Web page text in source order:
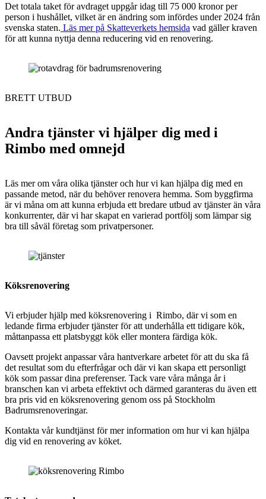
Det totala taket för avdraget uppgår idag till 75 000 kronor per
person i hushållet, vilket är en ändring som infördes under 2024 från
svenska staten. Läs mer på Skatteverkets hemsida vad gäller kraven
för att kunna nyttja denna reducering vid en renovering.
Andra tjänster vi hjälper dig med i
Rimbo med omnejd
Läs mer om våra olika tjänster och hur vi kan hjälpa dig med en
passande metod, när du behöver renovera hemma. Som byggfirma
är vi måna om att kunna erbjuda ett bredare utbud av tjänster än våra
konkurrenter, där vi har skapat en varierad portfölj som lämpar sig
bra till såväl företag som privatpersoner.
BRETT UTBUD
Köksrenovering
Vi erbjuder hjälp med köksrenovering i Rimbo, där vi som en
ledande firma erbjuder tjänster för att underhålla ett tidigare kök,
måttanpassa ett platsbyggt kök eller montera färdiga kök.
Oavsett projekt anpassar våra hantverkare arbetet för att du ska få
det resultat som du efterfrågar och där vi kan skapa ett personligt
kök som passar dina preferenser. Tack vare våra många år i
branschen kan vi arbeta effektivt och därmed garanteras du även ett
bra pris vid en köksrenovering genom oss på Stockholm
Badrumsrenoveringar.
Kontakta vår kundtjänst för mer information om hur vi kan hjälpa
dig vid en renovering av köket.